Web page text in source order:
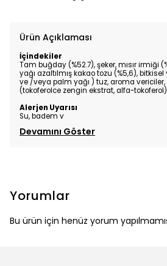
Ürün Açıklaması
İçindekiler
Tam buğday (%52.7), şeker, mısır irmiği
yağı azaltılmış kakao tozu (%5,6),
ve /veya palm yağı ) tuz, aroma
(tokoferolce zengin ekstrat, alfa-tokoferol)
Alerjen Uyarısı
Su, badem v
Devamını Göster
Yorumlar
Bu ürün için henüz yorum